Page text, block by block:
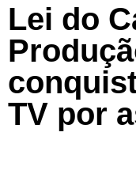
Lei do
TV por